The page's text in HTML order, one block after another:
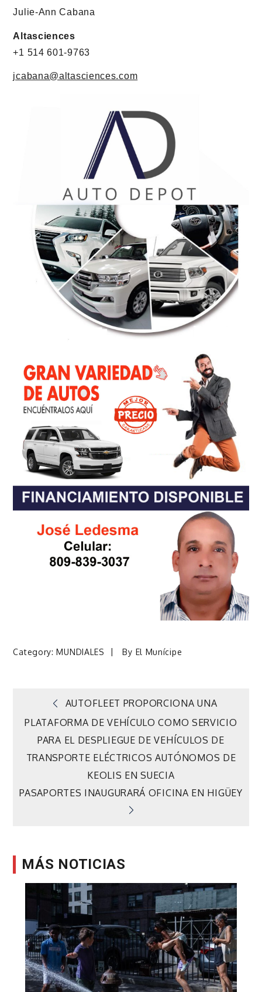
Julie-Ann Cabana
Altasciences
+1 514 601-9763
jcabana@altasciences.com
Category:MUNDIALES By El Munícipe
Navegación
de
entradas
AUTOFLEET PROPORCIONA UNA
PLATAFORMA DE VEHÍCULO COMO SERVICIO
PARA EL DESPLIEGUE DE VEHÍCULOS DE
TRANSPORTE ELÉCTRICOS AUTÓNOMOS DE
KEOLIS EN SUECIA
PASAPORTES INAUGURARÁ OFICINA EN HIGÜEY
MÁS NOTICIAS